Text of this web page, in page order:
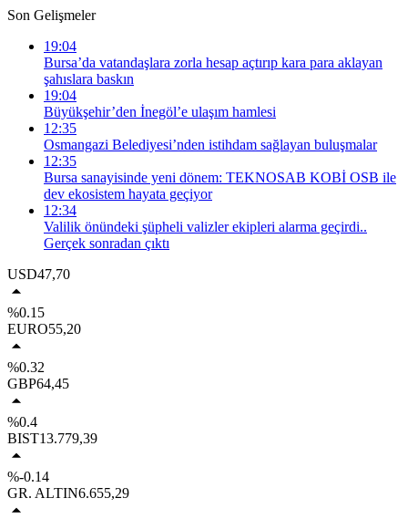
Son Gelişmeler
19:04
Bursa’da vatandaşlara zorla hesap açtırıp kara para aklayan
şahıslara baskın
19:04
Büyükşehir’den İnegöl’e ulaşım hamlesi
12:35
Osmangazi Belediyesi’nden istihdam sağlayan buluşmalar
12:35
Bursa sanayisinde yeni dönem: TEKNOSAB KOBİ OSB ile
dev ekosistem hayata geçiyor
12:34
Valilik önündeki şüpheli valizler ekipleri alarma geçirdi..
Gerçek sonradan çıktı
USD47,70
%0.15
EURO55,20
%0.32
GBP64,45
%0.4
BIST13.779,39
%-0.14
GR. ALTIN6.655,29